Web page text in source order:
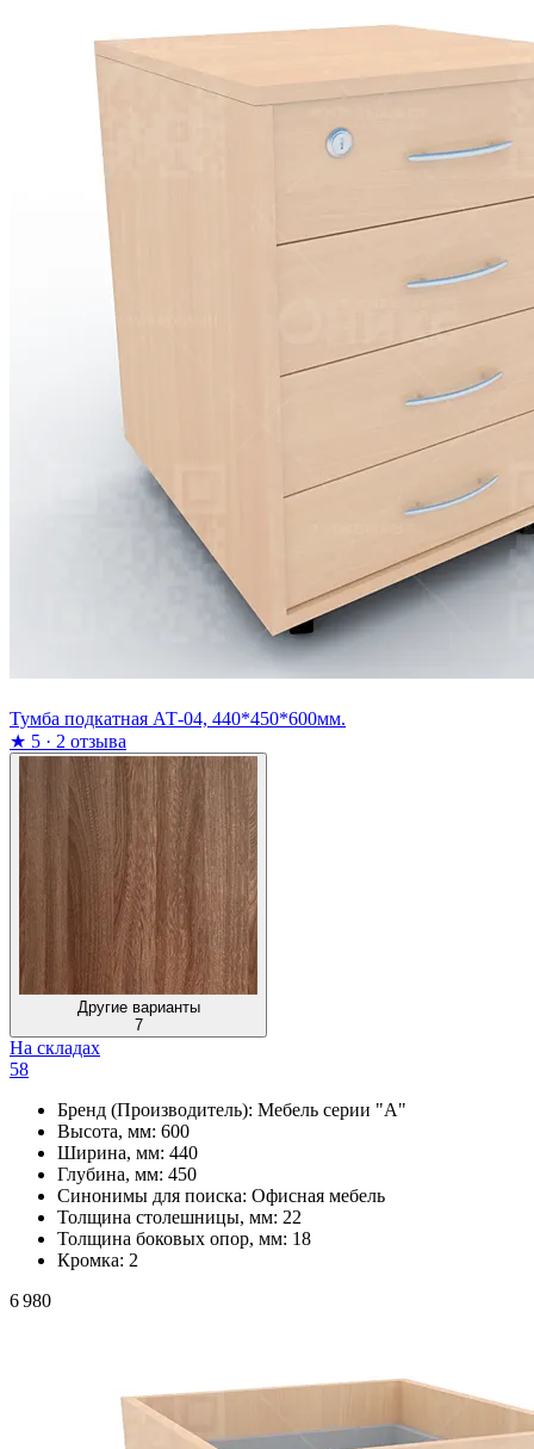
Тумба подкатная АТ-04, 440*450*600мм.
★ 5 · 2 отзыва
Другие варианты
7
На складах
58
Бренд (Производитель): Мебель серии "А"
Высота, мм: 600
Ширина, мм: 440
Глубина, мм: 450
Синонимы для поиска: Офисная мебель
Толщина столешницы, мм: 22
Толщина боковых опор, мм: 18
Кромка: 2
6 980